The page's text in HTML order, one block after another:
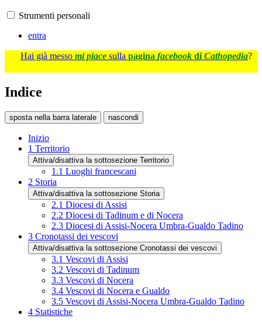
Strumenti personali
entra
Hai già messo mi piace sulla pagina facebook di Cathopedia?
Indice
sposta nella barra laterale nascondi
Inizio
1 Territorio
Attiva/disattiva la sottosezione Territorio
1.1 Luoghi francescani
2 Storia
Attiva/disattiva la sottosezione Storia
2.1 Diocesi di Assisi
2.2 Diocesi di Tadinum e di Nocera
2.3 Diocesi di Assisi-Nocera Umbra-Gualdo Tadino
3 Cronotassi dei vescovi
Attiva/disattiva la sottosezione Cronotassi dei vescovi
3.1 Vescovi di Assisi
3.2 Vescovi di Tadinum
3.3 Vescovi di Nocera
3.4 Vescovi di Nocera e Gualdo
3.5 Vescovi di Assisi-Nocera Umbra-Gualdo Tadino
4 Statistiche